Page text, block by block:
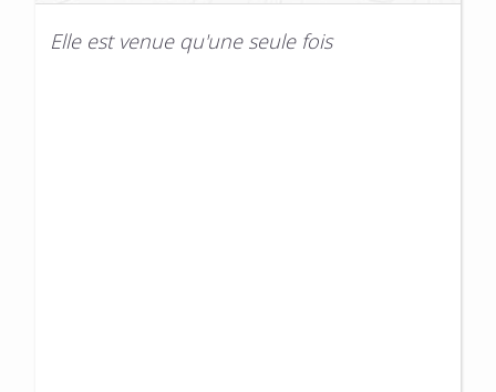
Elle est venue qu'une seule fois